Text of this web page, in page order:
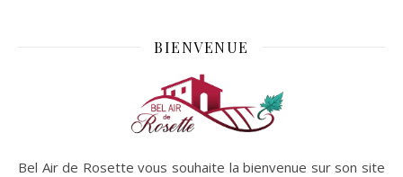
BIENVENUE
Bel Air de Rosette vous souhaite la bienvenue sur son site